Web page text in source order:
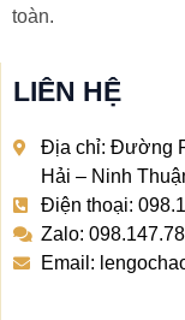
toàn.
LIÊN HỆ
Địa chỉ: Đường
Hải – Ninh
Điện thoại:
Zalo:
Email: